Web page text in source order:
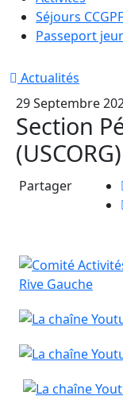
Séjours CCGPF
Passeport
Actualités
29 Septembre
Section
(USCORG)
Partager